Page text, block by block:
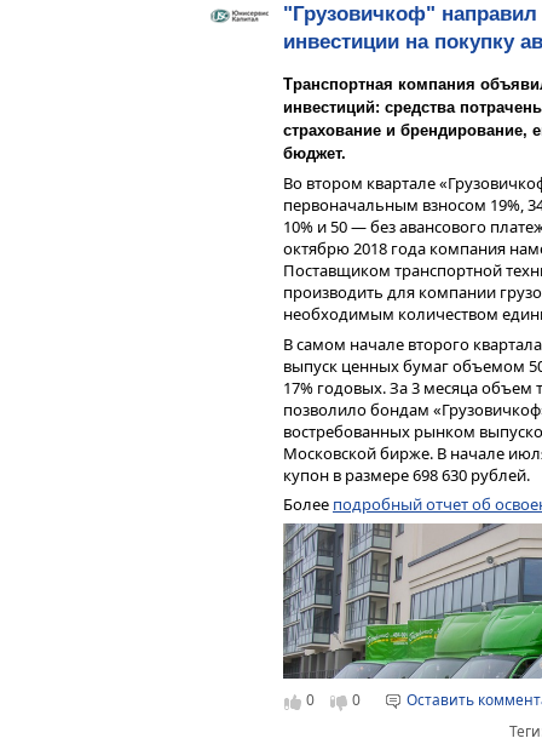
Более подробный анализ
"Грузовичкоф" направил
инвестиции на покупку
Транспортная компания
инвестиций: средства
страхование и
бюджет.
Во втором квартале
первоначальным взносом 19%,
10% и 50 — без авансового
октябрю 2018 года компания
Поставщиком транспортной
производить для компании
необходимым количеством
В самом начале второго
выпуск ценных бумаг объемом
17% годовых. За 3 месяца объем
позволило бондам
востребованных рынком
Московской бирже. В начале
купон в размере 698 630 рублей.
Более подробный отчет об
0 0
Оставить